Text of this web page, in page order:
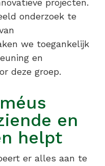
projecten.
onderzoek te
we toegankelijk
en
deze groep.
en
helpt
er alles aan te